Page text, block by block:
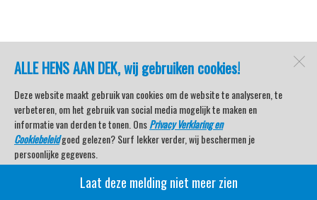
ALLE HENS AAN DEK, wij gebruiken cookies!
Deze website maakt gebruik van cookies om de website te analyseren, te
verbeteren, om het gebruik van social media mogelijk te maken en
informatie van derden te tonen. OnsPrivacy Verklaring en
Cookiebeleidgoed gelezen? Surf lekker verder, wij beschermen je
persoonlijke gegevens.
Veel kijkplezier met Watersport TV Beleving & Nieuws!
Laat deze melding niet meer zien